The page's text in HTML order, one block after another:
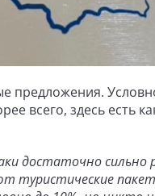
всего, здесь есть
достаточно
туристические